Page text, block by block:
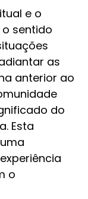
e o
sentido
as
anterior ao
do
Esta
o